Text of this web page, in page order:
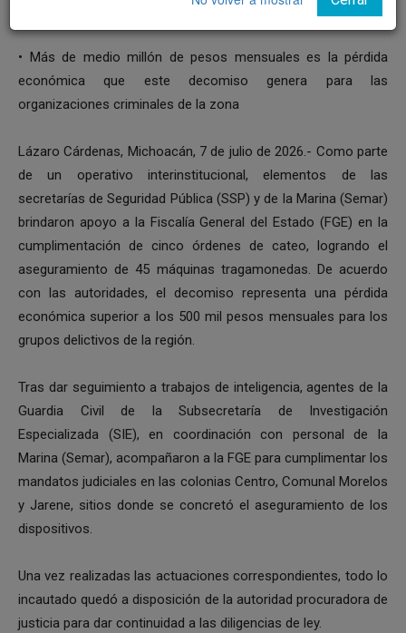
• Más de medio millón de pesos mensuales es la pérdida
económica que este decomiso genera para las
organizaciones criminales de la zona
Lázaro Cárdenas, Michoacán, 7 de julio de 2026.- Como parte
de un operativo interinstitucional, elementos de las
secretarías de Seguridad Pública (SSP) y de la Marina (Semar)
brindaron apoyo a la Fiscalía General del Estado (FGE) en la
cumplimentación de cinco órdenes de cateo, logrando el
aseguramiento de 45 máquinas tragamonedas. De acuerdo
con las autoridades, el decomiso representa una pérdida
económica superior a los 500 mil pesos mensuales para los
grupos delictivos de la región.
Tras dar seguimiento a trabajos de inteligencia, agentes de la
Guardia Civil de la Subsecretaría de Investigación
Especializada (SIE), en coordinación con personal de la
Marina (Semar), acompañaron a la FGE para cumplimentar los
mandatos judiciales en las colonias Centro, Comunal Morelos
y Jarene, sitios donde se concretó el aseguramiento de los
dispositivos.
Una vez realizadas las actuaciones correspondientes, todo lo
incautado quedó a disposición de la autoridad procuradora de
justicia para dar continuidad a las diligencias de ley.